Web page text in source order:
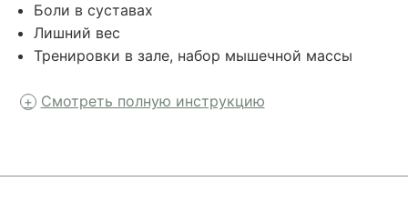
Боли в суставах
Лишний вес
Тренировки в зале, набор мышечной массы
Смотреть полную инструкцию